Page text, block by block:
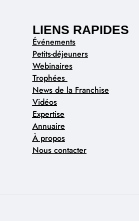
LIENS RAPIDES
Événements
Petits-déjeuners
Webinaires
Trophées
News de la Franchise
Vidéos
Expertise
Annuaire
À propos
Nous contacter